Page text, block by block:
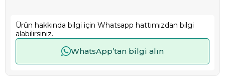
Ürün hakkında bilgi için Whatsapp hattımızdan bilgi
alabilirsiniz.
WhatsApp’tan bilgi alın